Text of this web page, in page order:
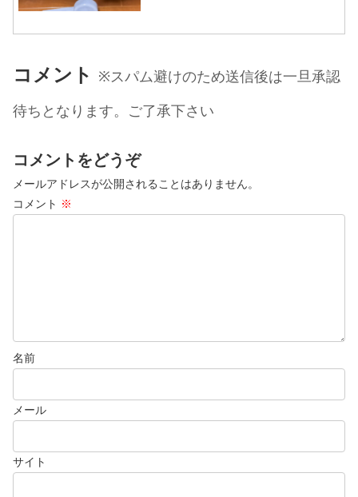
て皆に感謝しなくては！ 今日は大判のス
コメント ※スパム避けのため送信後は一旦承認
待ちとなります。ご了承下さい
コメントをどうぞ
メールアドレスが公開されることはありません。
コメント ※
名前
メール
サイト